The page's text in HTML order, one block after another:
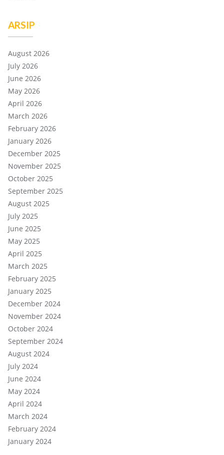
ARSIP
August 2026
July 2026
June 2026
May 2026
April 2026
March 2026
February 2026
January 2026
December 2025
November 2025
October 2025
September 2025
August 2025
July 2025
June 2025
May 2025
April 2025
March 2025
February 2025
January 2025
December 2024
November 2024
October 2024
September 2024
August 2024
July 2024
June 2024
May 2024
April 2024
March 2024
February 2024
January 2024